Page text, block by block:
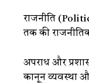
राजनीति
तक की
अपराध और
कानून व्यवस्था